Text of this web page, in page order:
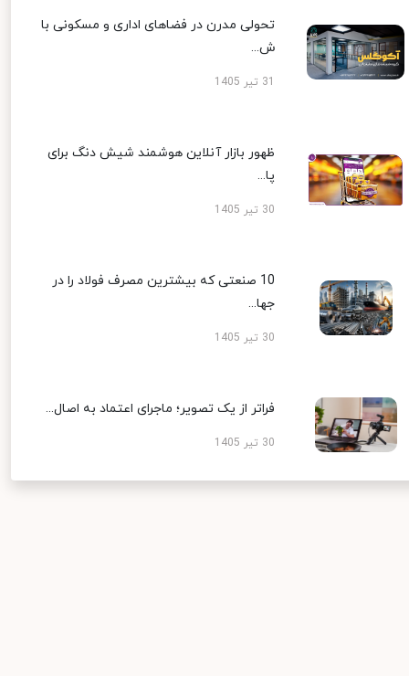
تحولی مدرن در فضاهای اداری و مسکونی با
ش...
ظهور بازار آنلاین هوشمند شیش دنگ برای
پا...
30 تیر 1405
10 صنعتی که بیشترین مصرف فولاد را در
جها...
30 تیر 1405
فراتر از یک تصویر؛ ماجرای اعتماد به اصال...
30 تیر 1405